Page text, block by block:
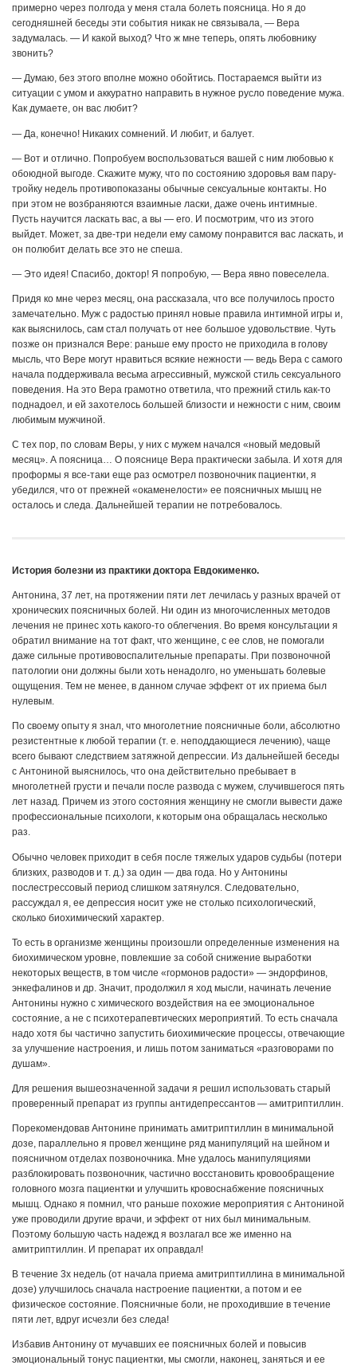
примерно через полгода у меня стала болеть поясница. Но я до
сегодняшней беседы эти события никак не связывала, — Вера
задумалась. — И какой выход? Что ж мне теперь, опять любовнику
звонить?
— Думаю, без этого вполне можно обойтись. Постараемся выйти из
ситуации с умом и аккуратно направить в нужное русло поведение мужа.
Как думаете, он вас любит?
— Да, конечно! Никаких сомнений. И любит, и балует.
— Вот и отлично. Попробуем воспользоваться вашей с ним любовью к
обоюдной выгоде. Скажите мужу, что по состоянию здоровья вам пару-
тройку недель противопоказаны обычные сексуальные контакты. Но
при этом не возбраняются взаимные ласки, даже очень интимные.
Пусть научится ласкать вас, а вы — его. И посмотрим, что из этого
выйдет. Может, за две-три недели ему самому понравится вас ласкать, и
он полюбит делать все это не спеша.
— Это идея! Спасибо, доктор! Я попробую, — Вера явно повеселела.
Придя ко мне через месяц, она рассказала, что все получилось просто
замечательно. Муж с радостью принял новые правила интимной игры и,
как выяснилось, сам стал получать от нее большое удовольствие. Чуть
позже он признался Вере: раньше ему просто не приходила в голову
мысль, что Вере могут нравиться всякие нежности — ведь Вера с самого
начала поддерживала весьма агрессивный, мужской стиль сексуального
поведения. На это Вера грамотно ответила, что прежний стиль как-то
поднадоел, и ей захотелось большей близости и нежности с ним, своим
любимым мужчиной.
С тех пор, по словам Веры, у них с мужем начался «новый медовый
месяц». А поясница… О пояснице Вера практически забыла. И хотя для
проформы я все-таки еще раз осмотрел позвоночник пациентки, я
убедился, что от прежней «окаменелости» ее поясничных мышц не
осталось и следа. Дальнейшей терапии не потребовалось.
История болезни из практики доктора Евдокименко.
Антонина, 37 лет, на протяжении пяти лет лечилась у разных врачей от
хронических поясничных болей. Ни один из многочисленных методов
лечения не принес хоть какого-то облегчения. Во время консультации я
обратил внимание на тот факт, что женщине, с ее слов, не помогали
даже сильные противовоспалительные препараты. При позвоночной
патологии они должны были хоть ненадолго, но уменьшать болевые
ощущения. Тем не менее, в данном случае эффект от их приема был
нулевым.
По своему опыту я знал, что многолетние поясничные боли, абсолютно
резистентные к любой терапии (т. е. неподдающиеся лечению), чаще
всего бывают следствием затяжной депрессии. Из дальнейшей беседы
с Антониной выяснилось, что она действительно пребывает в
многолетней грусти и печали после развода с мужем, случившегося пять
лет назад. Причем из этого состояния женщину не смогли вывести даже
профессиональные психологи, к которым она обращалась несколько
раз.
Обычно человек приходит в себя после тяжелых ударов судьбы (потери
близких, разводов и т. д.) за один — два года. Но у Антонины
послестрессовый период слишком затянулся. Следовательно,
рассуждал я, ее депрессия носит уже не столько психологический,
сколько биохимический характер.
То есть в организме женщины произошли определенные изменения на
биохимическом уровне, повлекшие за собой снижение выработки
некоторых веществ, в том числе «гормонов радости» — эндорфинов,
энкефалинов и др. Значит, продолжил я ход мысли, начинать лечение
Антонины нужно с химического воздействия на ее эмоциональное
состояние, а не с психотерапевтических мероприятий. То есть сначала
надо хотя бы частично запустить биохимические процессы, отвечающие
за улучшение настроения, и лишь потом заниматься «разговорами по
душам».
Для решения вышеозначенной задачи я решил использовать старый
проверенный препарат из группы антидепрессантов — амитриптиллин.
Порекомендовав Антонине принимать амитриптиллин в минимальной
дозе, параллельно я провел женщине ряд манипуляций на шейном и
поясничном отделах позвоночника. Мне удалось манипуляциями
разблокировать позвоночник, частично восстановить кровообращение
головного мозга пациентки и улучшить кровоснабжение поясничных
мышц. Однако я помнил, что раньше похожие мероприятия с Антониной
уже проводили другие врачи, и эффект от них был минимальным.
Поэтому большую часть надежд я возлагал все же именно на
амитриптиллин. И препарат их оправдал!
В течение 3х недель (от начала приема амитриптиллина в минимальной
дозе) улучшилось сначала настроение пациентки, а потом и ее
физическое состояние. Поясничные боли, не проходившие в течение
пяти лет, вдруг исчезли без следа!
Избавив Антонину от мучавших ее поясничных болей и повысив
эмоциональный тонус пациентки, мы смогли, наконец, заняться и ее